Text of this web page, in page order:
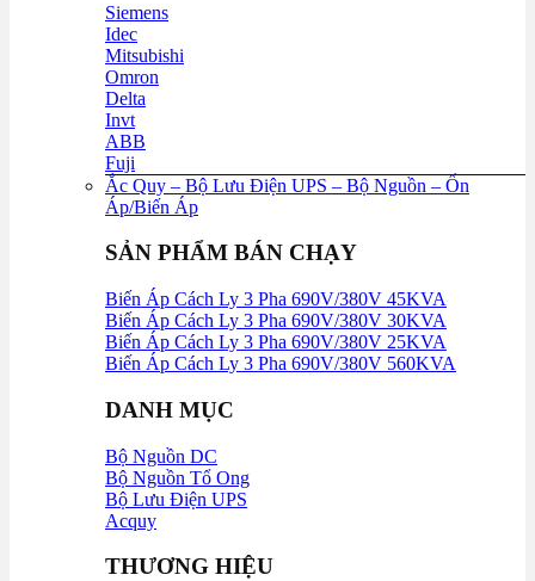
Siemens
Idec
Mitsubishi
Omron
Delta
Invt
ABB
Fuji
Ắc Quy – Bộ Lưu Điện UPS – Bộ Nguồn – Ổn
Áp/Biến Áp
SẢN PHẨM BÁN CHẠY
Biến Áp Cách Ly 3 Pha 690V/380V 45KVA
Biến Áp Cách Ly 3 Pha 690V/380V 30KVA
Biến Áp Cách Ly 3 Pha 690V/380V 25KVA
Biến Áp Cách Ly 3 Pha 690V/380V 560KVA
DANH MỤC
Bộ Nguồn DC
Bộ Nguồn Tổ Ong
Bộ Lưu Điện UPS
Acquy
THƯƠNG HIỆU